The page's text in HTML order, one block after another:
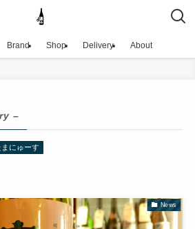
Brand Shop Delivery About
–
まにゅーす
News